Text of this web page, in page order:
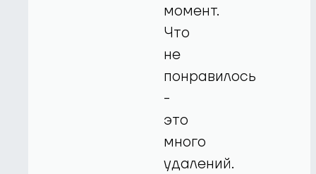
момент.
Что
не
понравилось
-
это
много
удалений.